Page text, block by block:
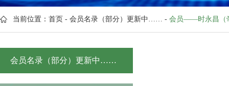
当前位置： 首页 - 会员名录（部分）更新中…… - 会员——时永昌（
会员名录（部分）更新中……